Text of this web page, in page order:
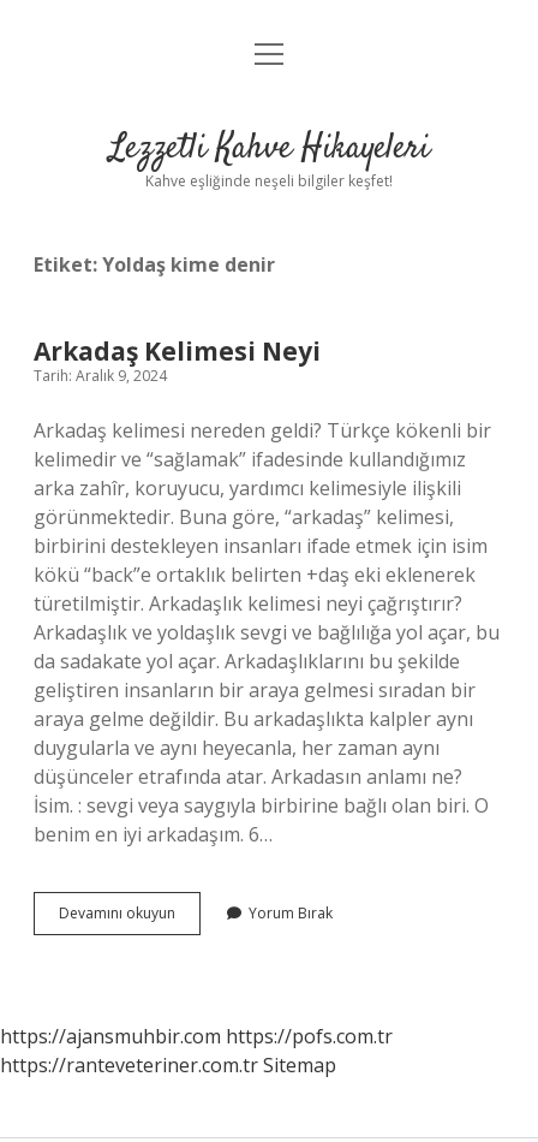
Anasayfa
Yasal Uyarı
menüyü
Lezzetli Kahve Hikayeleri
Kahve eşliğinde neşeli bilgiler keşfet!
Etiket:Yoldaş kime denir
Arkadaş Kelimesi Neyi
Tarih: Aralık 9, 2024
Arkadaş kelimesi nereden geldi? Türkçe kökenli bir
kelimedir ve “sağlamak” ifadesinde kullandığımız
arka zahîr, koruyucu, yardımcı kelimesiyle ilişkili
görünmektedir. Buna göre, “arkadaş” kelimesi,
birbirini destekleyen insanları ifade etmek için isim
kökü “back”e ortaklık belirten +daş eki eklenerek
türetilmiştir. Arkadaşlık kelimesi neyi çağrıştırır?
Arkadaşlık ve yoldaşlık sevgi ve bağlılığa yol açar, bu
da sadakate yol açar. Arkadaşlıklarını bu şekilde
geliştiren insanların bir araya gelmesi sıradan bir
araya gelme değildir. Bu arkadaşlıkta kalpler aynı
duygularla ve aynı heyecanla, her zaman aynı
düşünceler etrafında atar. Arkadasın anlamı ne?
İsim. : sevgi veya saygıyla birbirine bağlı olan biri. O
benim en iyi arkadaşım. 6…
Devamını okuyun Arkadaş
Kelimesi
Yorum Bırak
https://ajansmuhbir.com https://pofs.com.tr
https://ranteveteriner.com.trSitemap